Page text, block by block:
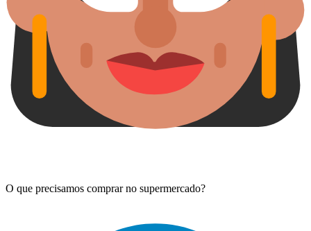
O que precisamos comprar no supermercado?